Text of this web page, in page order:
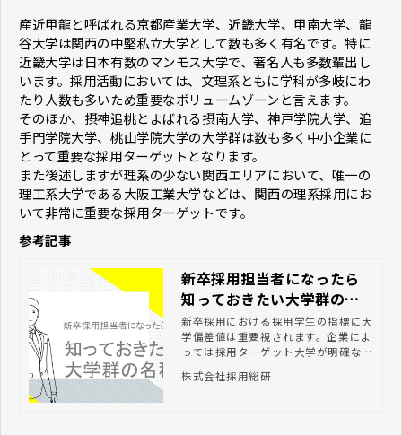
産近甲龍と呼ばれる京都産業大学、近畿大学、甲南大学、龍
谷大学は関西の中堅私立大学として数も多く有名です。特に
近畿大学は日本有数のマンモス大学で、著名人も多数輩出し
います。採用活動においては、文理系ともに学科が多岐にわ
たり人数も多いため重要なボリュームゾーンと言えます。
そのほか、摂神追桃とよばれる摂南大学、神戸学院大学、追
手門学院大学、桃山学院大学の大学群は数も多く中小企業に
とって重要な採用ターゲットとなります。
また後述しますが理系の少ない関西エリアにおいて、唯一の
理工系大学である大阪工業大学などは、関西の理系採用にお
いて非常に重要な採用ターゲットです。
参考記事
新卒採用担当者になったら
知っておきたい大学群の名
称
新卒採用における採用学生の指標に大
学偏差値は重要視されます。企業によ
っては採用ターゲット大学が明確な場
の名称は知っておく必要があります。
株式会社採用総研